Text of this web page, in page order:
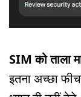
SIM को ताला
इतना अच्छा